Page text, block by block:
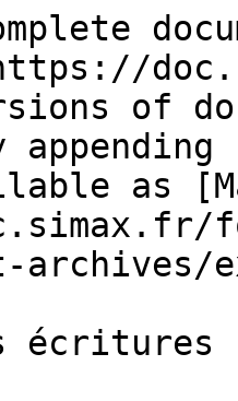
of
as
archives/
écritures